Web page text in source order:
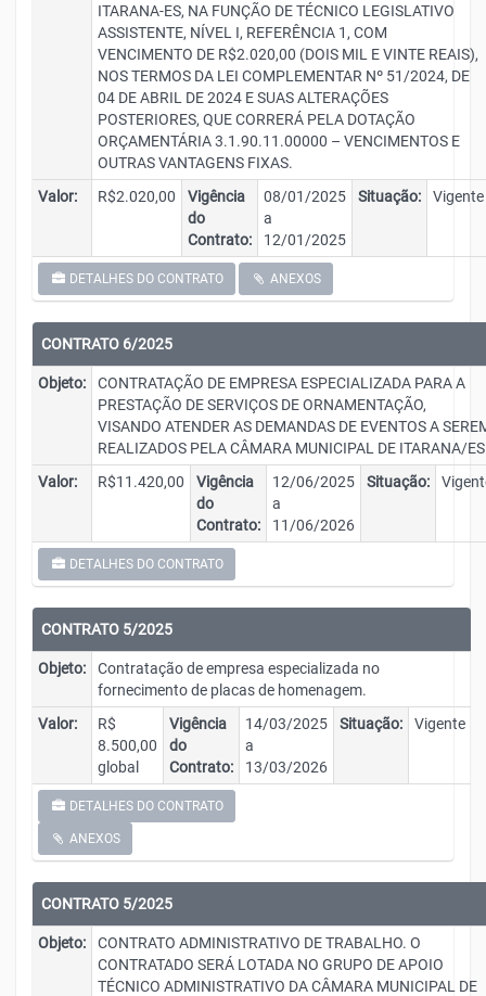
ITARANA-ES, NA FUNÇÃO DE TÉCNICO LEGISLATIVO
ASSISTENTE, NÍVEL I, REFERÊNCIA 1, COM
VENCIMENTO DE R$2.020,00 (DOIS MIL E VINTE REAIS),
NOS TERMOS DA LEI COMPLEMENTAR Nº 51/2024, DE
04 DE ABRIL DE 2024 E SUAS ALTERAÇÕES
POSTERIORES, QUE CORRERÁ PELA DOTAÇÃO
ORÇAMENTÁRIA 3.1.90.11.00000 – VENCIMENTOS E
OUTRAS VANTAGENS FIXAS.
Valor:
R$2.020,00
Vigência
do
Contrato:
08/01/2025
a
12/01/2025
Situação: Vigente
DETALHES DO CONTRATO ANEXOS
CONTRATO 6/2025
Objeto:
CONTRATAÇÃO DE EMPRESA ESPECIALIZADA PARA A
PRESTAÇÃO DE SERVIÇOS DE ORNAMENTAÇÃO,
VISANDO ATENDER AS DEMANDAS DE EVENTOS A
REALIZADOS PELA CÂMARA MUNICIPAL DE ITARANA/
Valor:
R$11.420,00
Vigência
do
Contrato:
12/06/2025
a
11/06/2026
Situação:
DETALHES DO CONTRATO
CONTRATO 5/2025
Objeto:
Contratação de empresa especializada no
fornecimento de placas de homenagem.
Valor:
R$
8.500,00
global
Vigência
do
Contrato:
14/03/2025
a
13/03/2026
Situação: Vigente
DETALHES DO CONTRATO
ANEXOS
CONTRATO 5/2025
Objeto:
CONTRATO ADMINISTRATIVO DE TRABALHO. O
CONTRATADO SERÁ LOTADA NO GRUPO DE APOIO
TÉCNICO ADMINISTRATIVO DA CÂMARA MUNICIPAL DE